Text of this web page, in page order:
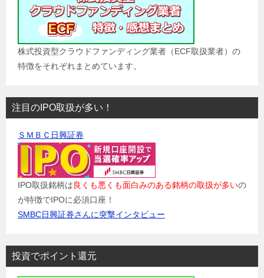
株式投資型クラウドファンディング業者（ECF取扱業者）の
特徴をそれぞれまとめています。
注目のIPO取扱が多い！
ＳＭＢＣ日興証券
IPO取扱銘柄は良くも悪くも面白みのある銘柄の取扱が多いの
が特徴でIPOに必須口座！
SMBC日興証券さんに突撃インタビュー
投資でポイント還元